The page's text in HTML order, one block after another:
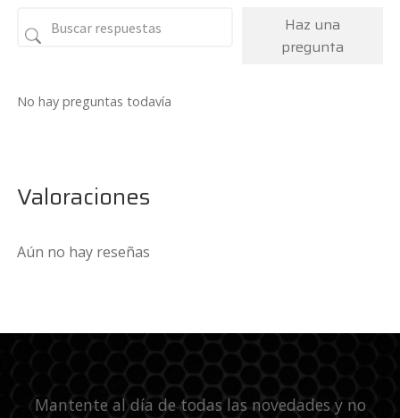
Haz una
pregunta
No hay preguntas todavía
Valoraciones
Aún no hay reseñas
Mantente al día de todas las novedades y no